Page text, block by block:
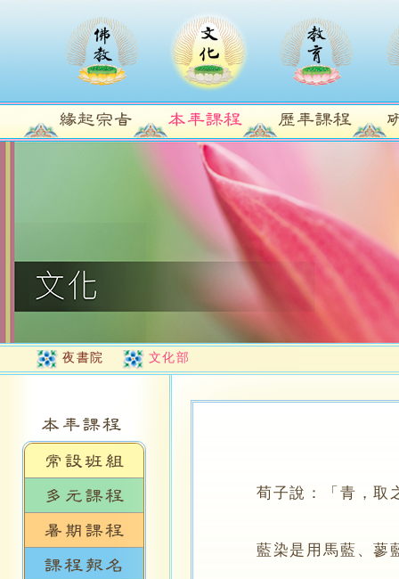
夜書院 文化部
荀子說：「青，取之
藍染是用馬藍、蓼藍